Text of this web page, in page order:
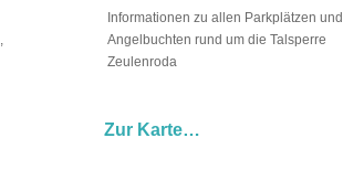
Informationen zu allen Parkplätzen und
Angelbuchten rund um die Talsperre
Zeulenroda
Zur Karte…